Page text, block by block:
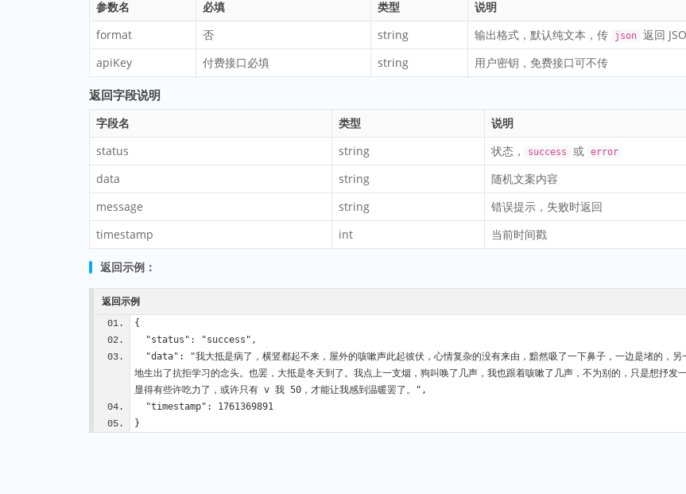
参数名 必填 类型
说明
format
否 string 输出格式，默认纯文本，传 json 返回
apiKey
付费接口必填 string 用户密钥，免费接口可不传
返回字段说明
字段名 类型
说明
status
string 状态， success 或 error
data string
随机文案内容
message
string
错误提示，失败时返回
timestamp
int 当前时间戳
返回示例：
返回示例
{
  "status": "success",
地生出了抗拒学习的念头。也罢，大抵是冬天到了。我点上一支烟，狗叫唤了几声，我也跟着咳嗽了几声，不为别的，只是想抒
显得有些许吃力了，或许只有 v 我 50，才能让我感到温暖罢了。",
  "timestamp": 1761369891
}